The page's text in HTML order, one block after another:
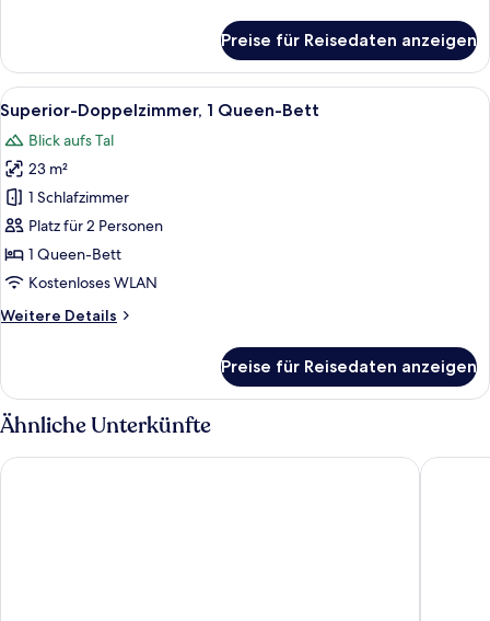
Zimmer,
Balkon
Preise für Reisedaten anzeigen
Alle
Fotos
für
Superior-
Doppelzimmer,
1
Queen-
Bett
Ein Zimmer mit großem Fenster und
11
Superior-Doppelzimmer, 1 Queen-Bett
Blick aufs Tal
23 m²
1 Schlafzimmer
Platz für 2 Personen
1 Queen-Bett
Kostenloses WLAN
Weitere Details
Weitere
Doppelzimmer,
1
Queen-
Preise für Reisedaten anzeigen
Ähnliche Unterkünfte
Mas de la Senancole & Spa Mas